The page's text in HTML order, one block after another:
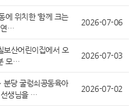
에 위치한 ‘함께 크는
연…
2026-07-06
보산어린이집에서 오
모…
2026-07-03
분당 굴렁쇠공동육아
선생님을 …
2026-07-02